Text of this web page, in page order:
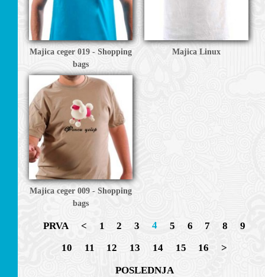
Majica ceger 019 - Shopping
bags
Majica Linux
Majica ceger 009 - Shopping
bags
PRVA < 1 2 3 4 5 6 7 8
9
10
11 12 13 14 15 16
>
POSLEDNJA